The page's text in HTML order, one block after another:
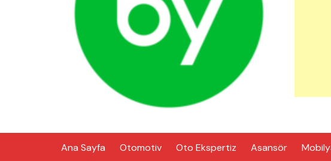
Ana Sayfa Otomotiv Oto Ekspertiz Asansör